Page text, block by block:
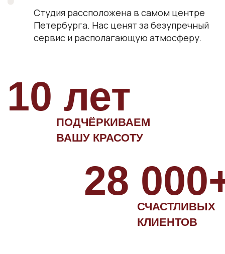
12 000 руб.
5990 руб.
ПУДРОВОЕ НАПЫЛЕНИЕ БРОВЕЙ